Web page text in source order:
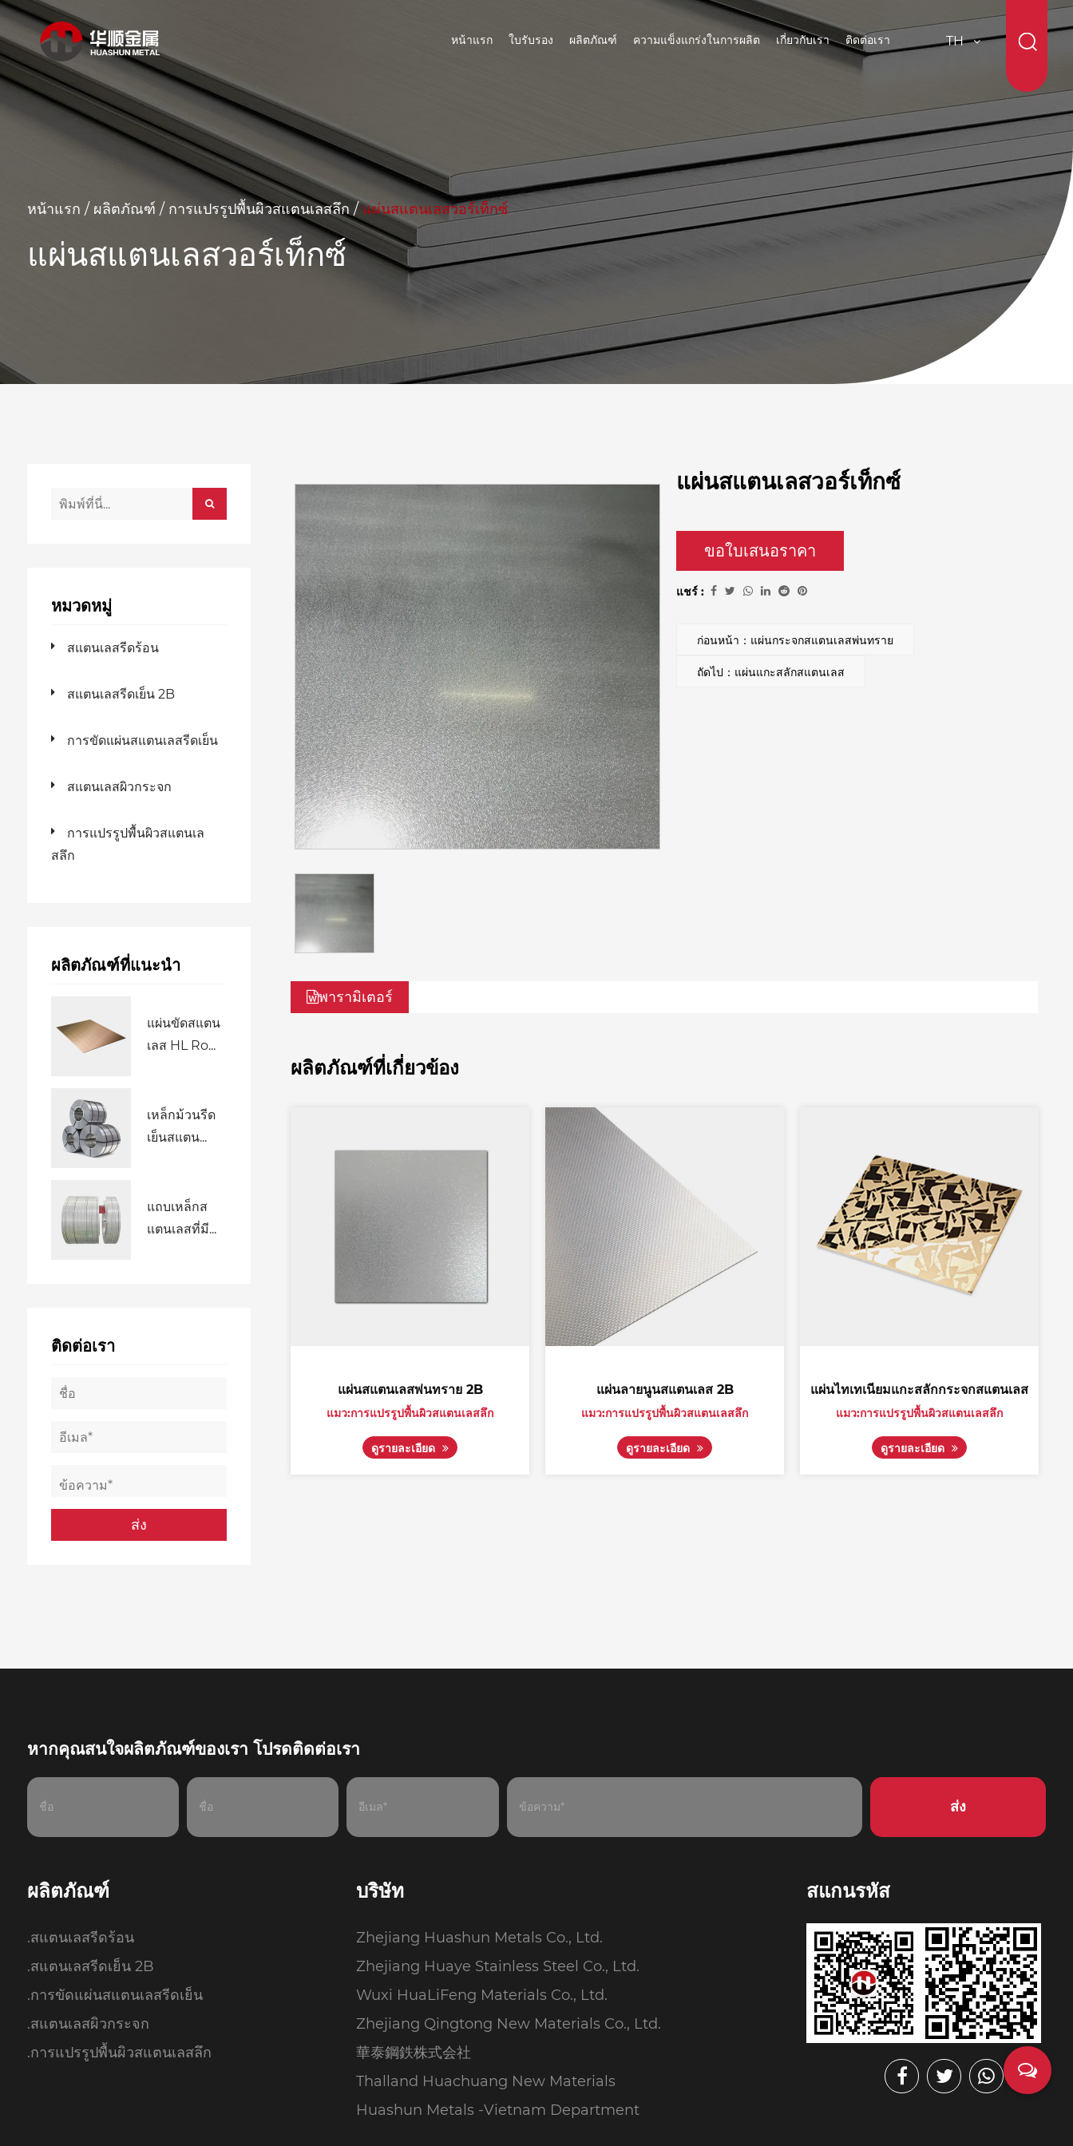
หน้าแรก ใบรับรอง ผลิตภัณฑ์ ความแข็งแกร่งในการผลิต เกี่ยวกับเรา ติดต่อเรา TH
หน้าแรก / ผลิตภัณฑ์ / การแปรรูปพื้นผิวสแตนเลสลึก /แผ่นสแตนเลสวอร์เท็กซ์
แผ่นสแตนเลสวอร์เท็กซ์
หมวดหมู่
สแตนเลสรีดร้อน
สแตนเลสรีดเย็น 2B
การขัดแผ่นสแตนเลสรีดเย็น
สแตนเลสผิวกระจก
การแปรรูปพื้นผิวสแตนเล
สลึก
ผลิตภัณฑ์ที่แนะนำ
แผ่นขัดสแตน
เลส HL Ro...
เหล็กม้วนรีด
เย็นสแตน...
แถบเหล็กส
แตนเลสที่มี...
ติดต่อเรา
แผ่นสแตนเลสวอร์เท็กซ์
ขอใบเสนอราคา
แชร์ :
ก่อนหน้า：แผ่นกระจกสแตนเลสพ่นทราย
ถัดไป：แผ่นแกะสลักสแตนเลส
พารามิเตอร์
ผลิตภัณฑ์ที่เกี่ยวข้อง
นกระจกสแตนเลสพ่นทราย แผ่นสแตนเลสพ่นทราย 2B
แมว:การแปรรูปพื้นผิวสแตนเลสลึก
แผ่นลายนูนสแตนเลส 2B
แมว:การแปรรูปพื้นผิวสแตนเลสลึก
แผ่นไทเทเนียมแกะสลักกระจกสแตนเลส
แมว:การแปรรูปพื้นผิวสแตนเลสลึก
แผ่นไทเทเนียม
หากคุณสนใจผลิตภัณฑ์ของเรา โปรดติดต่อเรา
ผลิตภัณฑ์
.สแตนเลสรีดร้อน
.สแตนเลสรีดเย็น 2B
.การขัดแผ่นสแตนเลสรีดเย็น
.สแตนเลสผิวกระจก
.การแปรรูปพื้นผิวสแตนเลสลึก
บริษัท
Zhejiang Huashun Metals Co., Ltd.
Zhejiang Huaye Stainless Steel Co., Ltd.
Wuxi HuaLiFeng Materials Co., Ltd.
Zhejiang Qingtong New Materials Co., Ltd.
華泰鋼鉄株式会社
Thalland Huachuang New Materials
Huashun Metals -Vietnam Department
สแกนรหัส